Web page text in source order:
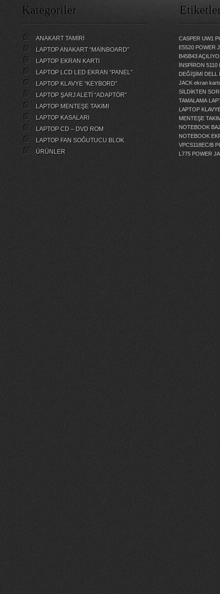
Kategoriler
ANAKART TAMİRİ
LAPTOP ANAKART “MAİNBOARD”
LAPTOP EKRAN KARTI
LAPTOP LCD LED EKRAN “PANEL”
LAPTOP KLAVYE “KEYBORD”
LAPTOP ŞARJ ALETİ “ADAPTÖR”
LAPTOP MENTEŞE TAKIMI
LAPTOP KASALARI
LAPTOP CD – DVD ROM
LAPTOP FAN SOĞUTUCU BLOK
ÜRÜNLER
CASPER UW1
E5520 POWER
B45B43
İNSPİRON
DEĞİŞİMİ
DELL
JACK ekran
SİLDİKTEN
TAMALAMA
LAPTOP
MENTEŞE
NOTEBOOK
NOTEBOOK
VPCS118EC/B
L775 POWER